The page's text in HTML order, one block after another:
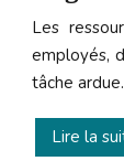
Les
employés,
tâche
Lire la